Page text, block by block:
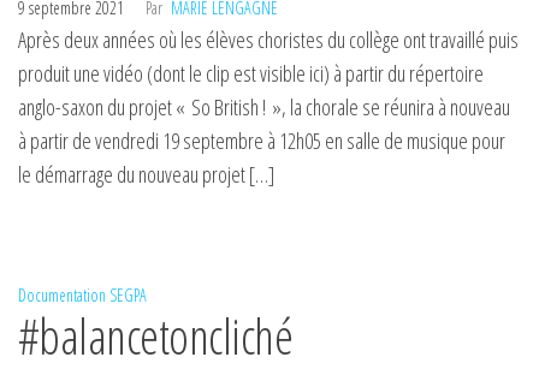
9 septembre 2021 Par MARIE LENGAGNE
Après deux années où les élèves choristes du collège ont travaillé puis
produit une vidéo (dont le clip est visible ici) à partir du répertoire
anglo-saxon du projet « So British ! », la chorale se réunira à nouveau
à partir de vendredi 19 septembre à 12h05 en salle de musique pour
le démarrage du nouveau projet […]
Documentation SEGPA
#balancetoncliché